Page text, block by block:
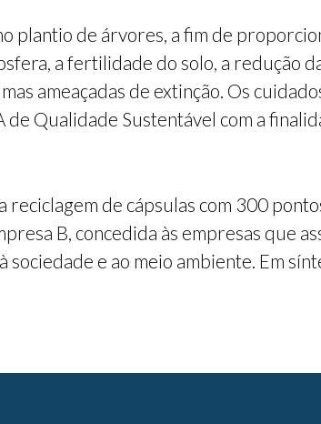
plantio de árvores, a fim de
a fertilidade do solo, a redução
ameaçadas de extinção. Os
Qualidade Sustentável com a
de cápsulas com 300
B, concedida às empresas que
sociedade e ao meio ambiente. Em